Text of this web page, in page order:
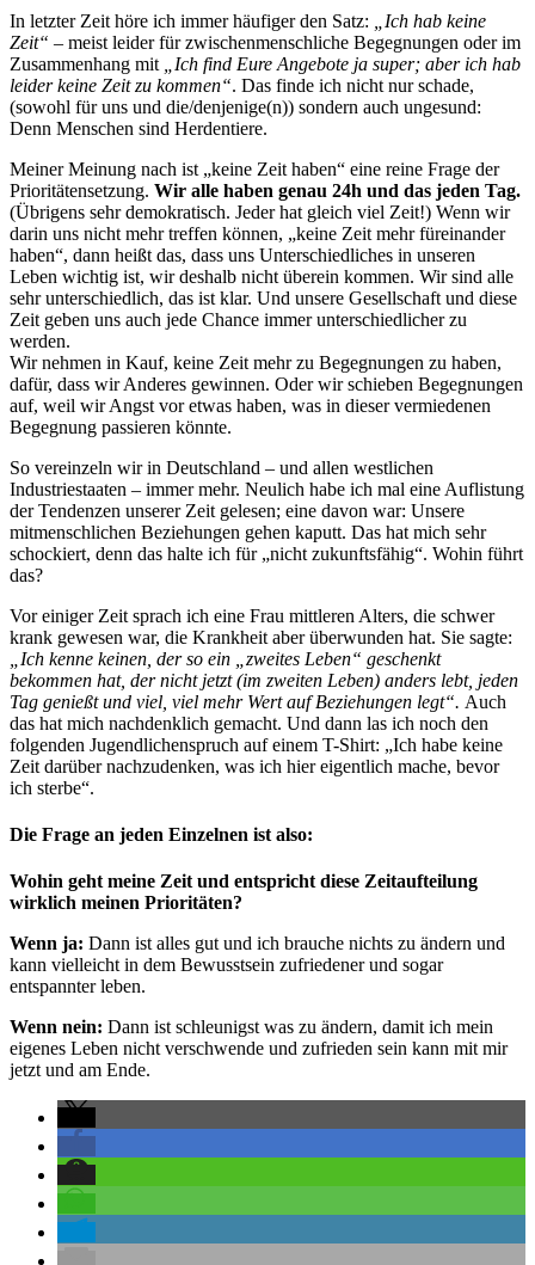
In letzter Zeit höre ich immer häufiger den Satz:
„Ich hab keine
Zeit“ – meist leider für zwischenmenschliche Begegnungen oder im
Zusammenhang mit
„Ich find Eure Angebote ja super; aber ich hab
leider keine Zeit zu kommen“. Das finde ich nicht nur schade,
(sowohl für uns und die/denjenige(n)) sondern auch ungesund:
Denn Menschen sind Herdentiere.
Meiner Meinung nach ist „keine Zeit haben“ eine reine Frage der
Prioritätensetzung. Wir alle haben genau 24h und das jeden Tag.
(Übrigens sehr demokratisch. Jeder hat gleich viel Zeit!) Wenn wir
darin uns nicht mehr treffen können, „keine Zeit mehr füreinander
haben“, dann heißt das, dass uns Unterschiedliches in unseren
Leben wichtig ist, wir deshalb nicht überein kommen. Wir sind alle
sehr unterschiedlich, das ist klar. Und unsere Gesellschaft und diese
Zeit geben uns auch jede Chance immer unterschiedlicher zu
werden.
Wir nehmen in Kauf, keine Zeit mehr zu Begegnungen zu haben,
dafür, dass wir Anderes gewinnen. Oder wir schieben Begegnungen
auf, weil wir Angst vor etwas haben, was in dieser vermiedenen
Begegnung passieren könnte.
So vereinzeln wir in Deutschland – und allen westlichen
Industriestaaten – immer mehr. Neulich habe ich mal eine Auflistung
der Tendenzen unserer Zeit gelesen; eine davon war: Unsere
mitmenschlichen Beziehungen gehen kaputt. Das hat mich sehr
schockiert, denn das halte ich für „nicht zukunftsfähig“. Wohin führt
das?
Vor einiger Zeit sprach ich eine Frau mittleren Alters, die schwer
krank gewesen war, die Krankheit aber überwunden hat. Sie sagte:
„Ich kenne keinen, der so ein „zweites Leben“ geschenkt
bekommen hat, der nicht jetzt (im zweiten Leben) anders lebt, jeden
Tag genießt und viel, viel mehr Wert auf Beziehungen legt“. Auch
das hat mich nachdenklich gemacht. Und dann las ich noch den
folgenden Jugendlichenspruch auf einem T-Shirt: „Ich habe keine
Zeit darüber nachzudenken, was ich hier eigentlich mache, bevor
ich sterbe“.
Die Frage an jeden Einzelnen ist also:
Wohin geht meine Zeit und entspricht diese Zeitaufteilung
wirklich meinen Prioritäten?
Wenn ja: Dann ist alles gut und ich brauche nichts zu ändern und
kann vielleicht in dem Bewusstsein zufriedener und sogar
entspannter leben.
Wenn nein: Dann ist schleunigst was zu ändern, damit ich mein
eigenes Leben nicht verschwende und zufrieden sein kann mit mir
jetzt und am Ende.